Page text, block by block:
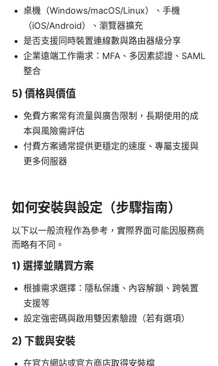
桌機（Windows/macOS/Linux）、手機
（iOS/Android）、瀏覽器擴充
是否支援同時裝置連線數與路由器級分享
企業遠端工作需求：MFA、多因素認證、SAML
整合
5) 價格與價值
免費方案常有流量與廣告限制，長期使用的成
本與風險需評估
付費方案通常提供更穩定的速度、專屬支援與
更多伺服器
如何安裝與設定（步驟指南）
以下以一般流程作為參考，實際界面可能因服務商
而略有不同。
1) 選擇並購買方案
根據需求選擇：隱私保護、內容解鎖、跨裝置
支援等
設定強密碼與啟用雙因素驗證（若有選項）
2) 下載與安裝
在官方網站或官方商店取得安裝檔